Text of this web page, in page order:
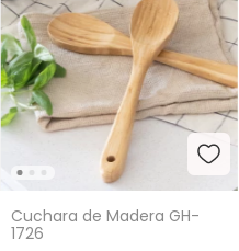
Cuchara de Madera GH-
1726